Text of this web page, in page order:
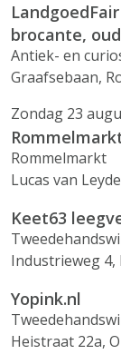
brocante,
Antiek- en
Graafsebaan,
Zondag 23
Rommelmarkt
Lucas van
Keet63
Industrieweg 4,
Yopink.nl
Heistraat 22a,